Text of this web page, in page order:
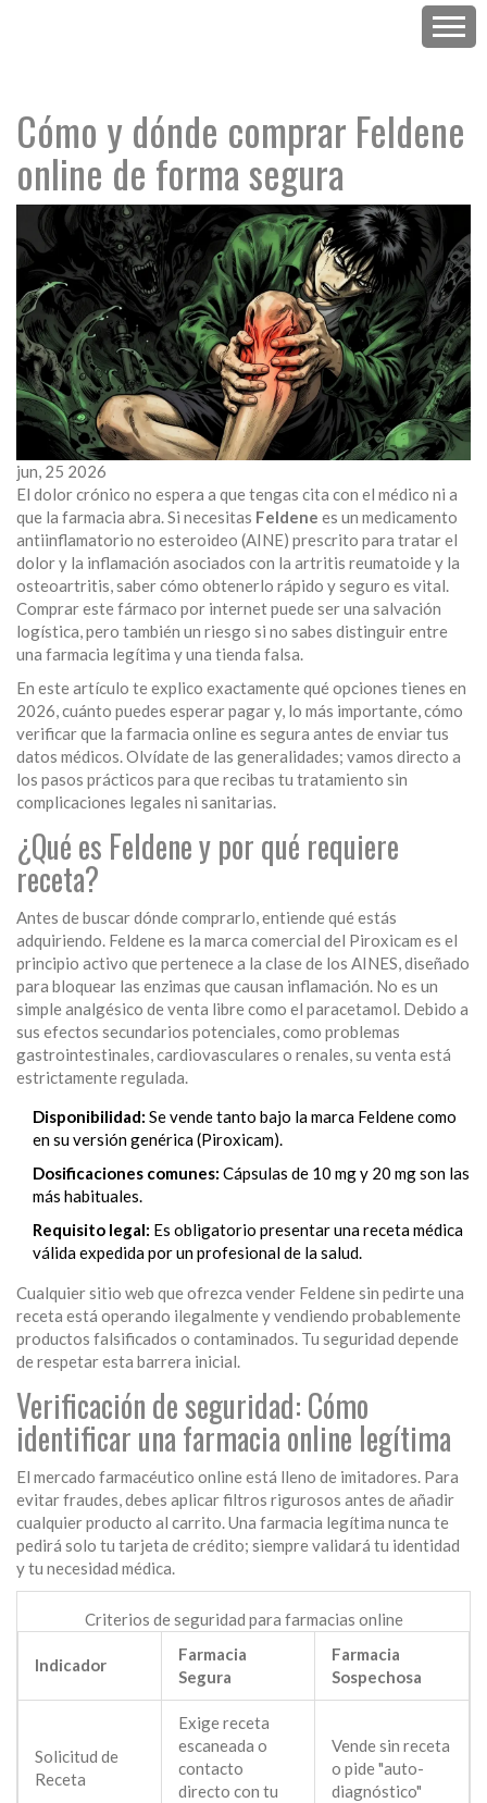
Cómo y dónde comprar Feldene
online de forma segura
jun, 25 2026
El dolor crónico no espera a que tengas cita con el médico ni a
que la farmacia abra. Si necesitas Feldene es un medicamento
antiinflamatorio no esteroideo (AINE) prescrito para tratar el
dolor y la inflamación asociados con la artritis reumatoide y la
osteoartritis, saber cómo obtenerlo rápido y seguro es vital.
Comprar este fármaco por internet puede ser una salvación
logística, pero también un riesgo si no sabes distinguir entre
una farmacia legítima y una tienda falsa.
En este artículo te explico exactamente qué opciones tienes en
2026, cuánto puedes esperar pagar y, lo más importante, cómo
verificar que la farmacia online es segura antes de enviar tus
datos médicos. Olvídate de las generalidades; vamos directo a
los pasos prácticos para que recibas tu tratamiento sin
complicaciones legales ni sanitarias.
¿Qué es Feldene y por qué requiere
receta?
Antes de buscar dónde comprarlo, entiende qué estás
adquiriendo. Feldene es la marca comercial del Piroxicam es el
principio activo que pertenece a la clase de los AINES, diseñado
para bloquear las enzimas que causan inflamación. No es un
simple analgésico de venta libre como el paracetamol. Debido a
sus efectos secundarios potenciales, como problemas
gastrointestinales, cardiovasculares o renales, su venta está
estrictamente regulada.
Disponibilidad: Se vende tanto bajo la marca Feldene como
en su versión genérica (Piroxicam).
Dosificaciones comunes: Cápsulas de 10 mg y 20 mg son las
más habituales.
Requisito legal: Es obligatorio presentar una receta médica
válida expedida por un profesional de la salud.
Cualquier sitio web que ofrezca vender Feldene sin pedirte una
receta está operando ilegalmente y vendiendo probablemente
productos falsificados o contaminados. Tu seguridad depende
de respetar esta barrera inicial.
Verificación de seguridad: Cómo
identificar una farmacia online legítima
El mercado farmacéutico online está lleno de imitadores. Para
evitar fraudes, debes aplicar filtros rigurosos antes de añadir
cualquier producto al carrito. Una farmacia legítima nunca te
pedirá solo tu tarjeta de crédito; siempre validará tu identidad
y tu necesidad médica.
Criterios de seguridad para farmacias online
Indicador
Farmacia
Segura
Farmacia
Sospechosa
Solicitud de
Receta
Exige receta
escaneada o
contacto
directo con tu
Vende sin receta
o pide "auto-
diagnóstico"